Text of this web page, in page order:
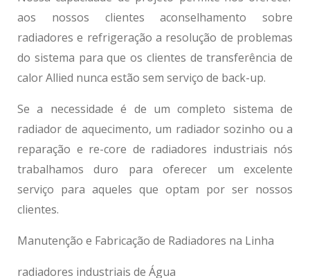
aos nossos clientes aconselhamento sobre
radiadores e refrigeração a resolução de problemas
do sistema para que os clientes de transferência de
calor Allied nunca estão sem serviço de back-up.
Se a necessidade é de um completo sistema de
radiador de aquecimento, um radiador sozinho ou a
reparação e re-core de radiadores industriais nós
trabalhamos duro para oferecer um excelente
serviço para aqueles que optam por ser nossos
clientes.
Manutenção e Fabricação de Radiadores na Linha
radiadores industriais de Água